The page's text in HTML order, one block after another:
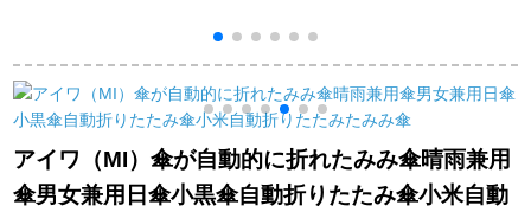
大きする。スクラバ
ーの屋根の雨よけカ
カバを折れ畳みまし
た。风よけカバの黒
い裏+前后の窓を开け
ます。
折りの黒いゴムの傘
です。
マ傘折りたたみ8骨円
形カーキキキ3 m水槽
台座
アイワ（MI）傘が自動的に折れたみみ傘晴雨兼用
傘男女兼用日傘小黒傘自動折りたたみ傘小米自動